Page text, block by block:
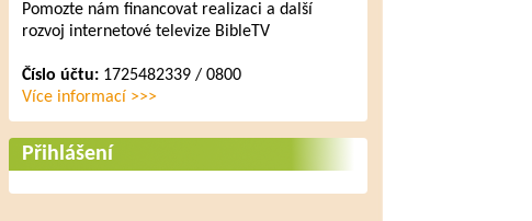
Pomozte nám financovat realizaci a další
rozvoj internetové televize BibleTV
Číslo účtu:1725482339 / 0800
Více informací >>>
Přihlášení